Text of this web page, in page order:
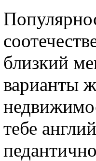
близкий
варианты
тебе